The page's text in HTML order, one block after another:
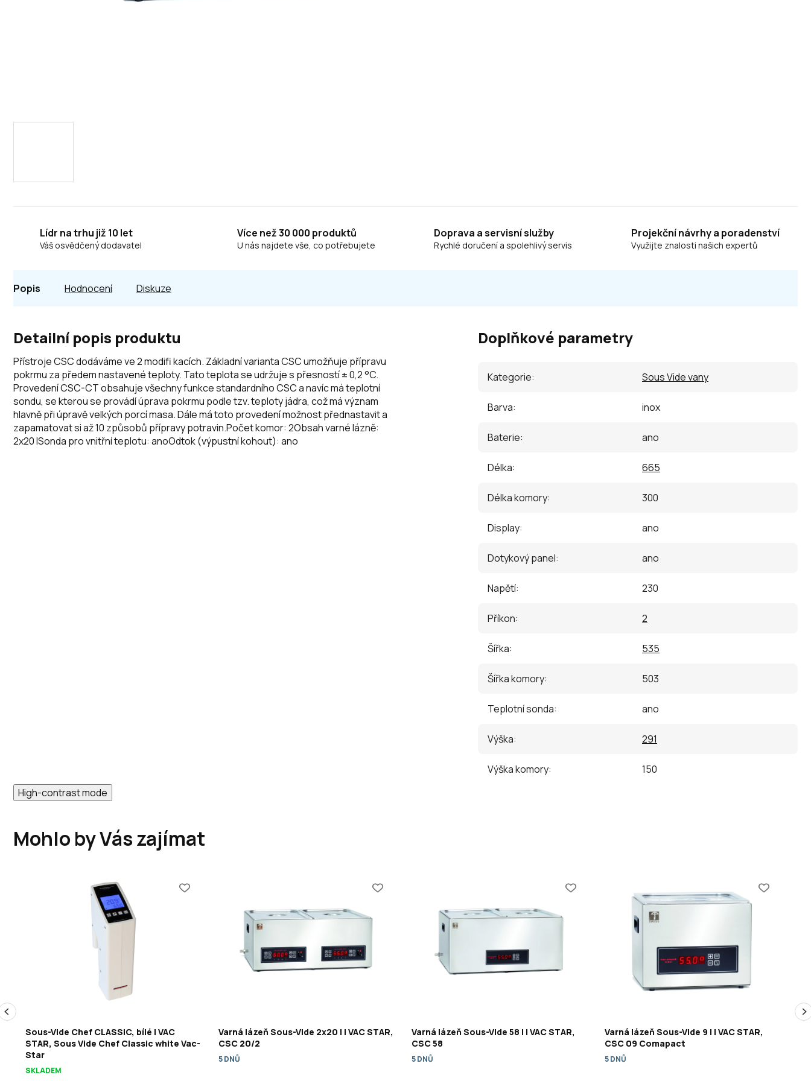
Lídr na trhu již 10 let
Váš osvědčený dodavatel
Více než 30 000 produktů
U nás najdete vše, co potřebujete
Doprava a servisní služby
Rychlé doručení a spolehlivý servis
Projekční návrhy a poradenství
Využijte znalosti našich expertů
Popis Hodnocení Diskuze
Detailní popis produktu
Přístroje CSC dodáváme ve 2 modifi kacích. Základní varianta CSC umožňuje přípravu
pokrmu za předem nastavené teploty. Tato teplota se udržuje s přesností ± 0,2 °C.
Provedení CSC-CT obsahuje všechny funkce standardního CSC a navíc má teplotní
sondu, se kterou se provádí úprava pokrmu podle tzv. teploty jádra, což má význam
hlavně při úpravě velkých porcí masa. Dále má toto provedení možnost přednastavit a
zapamatovat si až 10 způsobů přípravy potravin.Počet komor: 2Obsah varné lázně:
2x20 lSonda pro vnitřní teplotu: anoOdtok (výpustní kohout): ano
Doplňkové parametry
Kategorie: Sous Vide vany
Barva: inox
Baterie: ano
Délka: 665
Délka komory: 300
Display: ano
Dotykový panel: ano
Napětí: 230
Příkon: 2
Šířka: 535
Šířka komory: 503
Teplotní sonda: ano
Výška: 291
Výška komory:
150
High-contrast mode
Mohlo by Vás zajímat
Sous-Vide Chef CLASSIC, bílé | VAC
STAR, Sous Vide Chef Classic white Vac-
Star
SKLADEM
Varná lázeň Sous-Vide 2x20 l | VAC STAR,
CSC 20/2
5 DNŮ
Varná lázeň Sous-Vide 58 l | VAC STAR,
CSC 58
5 DNŮ
Varná lázeň Sous-Vide 9 l | VAC STAR,
CSC 09 Comapact
5 DNŮ